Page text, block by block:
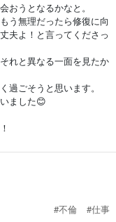
おうとなるかなと。
う無理だったら修復に向
夫よ！と言ってくださっ
れと異なる一面を見たか
過ごそうと思います。
ました😊
#不倫
#仕事